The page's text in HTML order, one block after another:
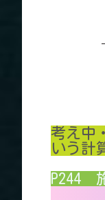
考え中
いう計
P244